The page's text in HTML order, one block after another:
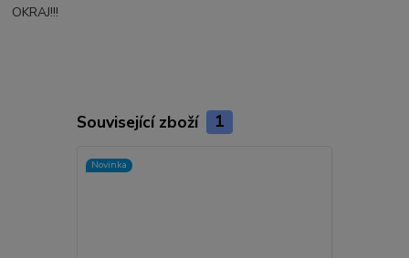
OKRAJ!!!
Související zboží 1
Novinka